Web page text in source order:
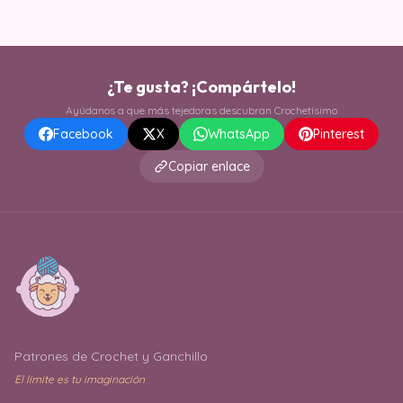
¿Te gusta? ¡Compártelo!
Ayúdanos a que más tejedoras descubran Crochetísimo
Facebook X WhatsApp
Pinterest
Copiar enlace
Patrones de Crochet y Ganchillo
El límite es tu imaginación